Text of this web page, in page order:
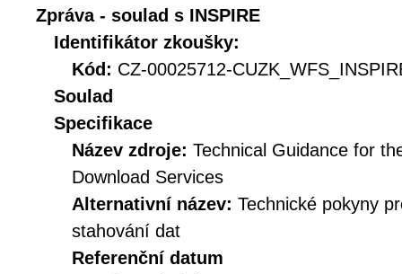
Zpráva - soulad s INSPIRE
Identifikátor zkoušky:
Kód: CZ-00025712-
Soulad
Specifikace
Název zdroje: Technical Guidance for
Download Services
Alternativní název: Technické pokyny
stahování dat
Referenční datum